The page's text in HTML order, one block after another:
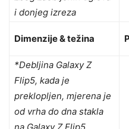
i donjeg izreza
Dimenzije & težina
*Debljina Galaxy Z
Flip5, kada je
preklopljen, mjerena je
od vrha do dna stakla